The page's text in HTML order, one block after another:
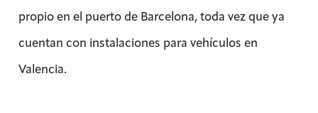
propio en el puerto de Barcelona, toda vez que ya
cuentan con instalaciones para vehículos en
Valencia.